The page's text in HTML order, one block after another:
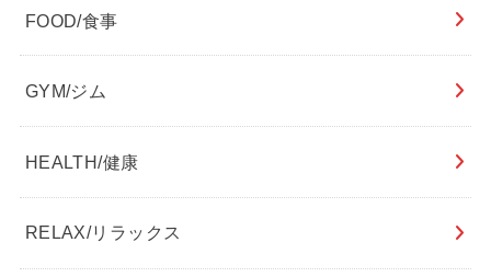
FOOD/食事
GYM/ジム
HEALTH/健康
RELAX/リラックス